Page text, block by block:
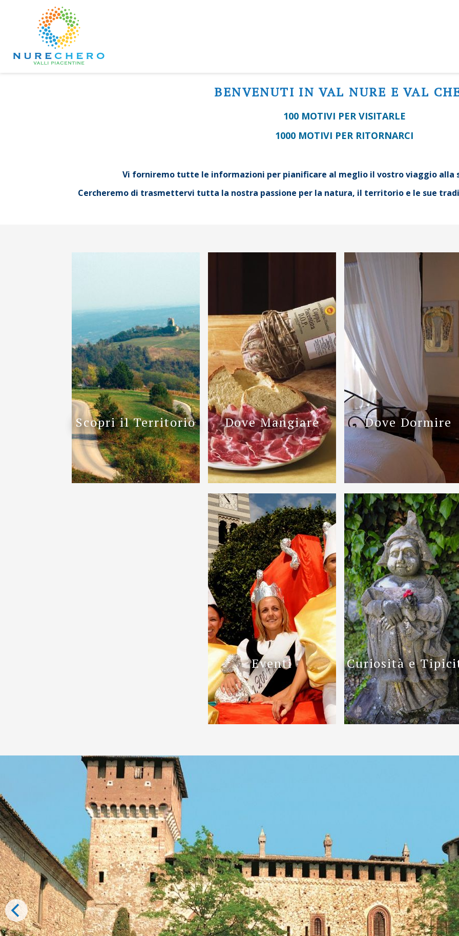
BENVENUTI IN VAL NURE E VAL
100 MOTIVI PER VISITARLE
1000 MOTIVI PER RITORNARCI
Vi forniremo tutte le informazioni per pianificare al meglio il vostro viaggio alla
Cercheremo di trasmettervi tutta la nostra passione per la natura, il territorio e le sue
Scopri il Territorio Dove Mangiare Dove Dormire
Eventi Curiosità e